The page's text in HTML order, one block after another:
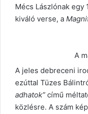
Mécs Lászlónak
kiváló verse, a
A
A jeles debreceni
ezúttal Tüzes
adhatok” című
közlésre. A szám